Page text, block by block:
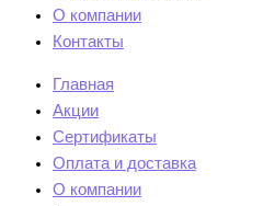
О компании
Контакты
Главная
Акции
Сертификаты
Оплата и доставка
О компании